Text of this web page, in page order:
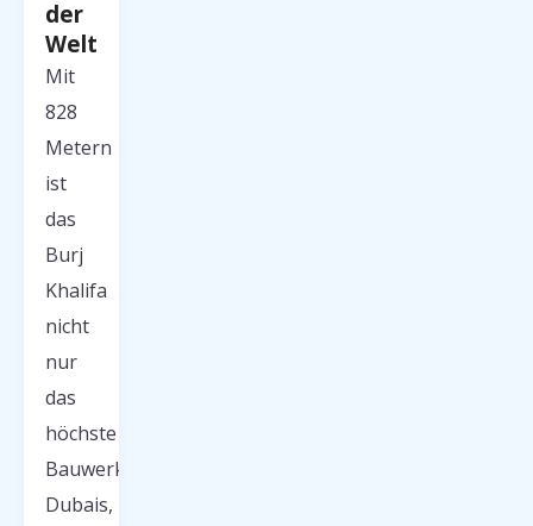
der
Welt
Mit
828
Metern
ist
das
Burj
Khalifa
nicht
nur
das
höchste
Bauwerk
Dubais,